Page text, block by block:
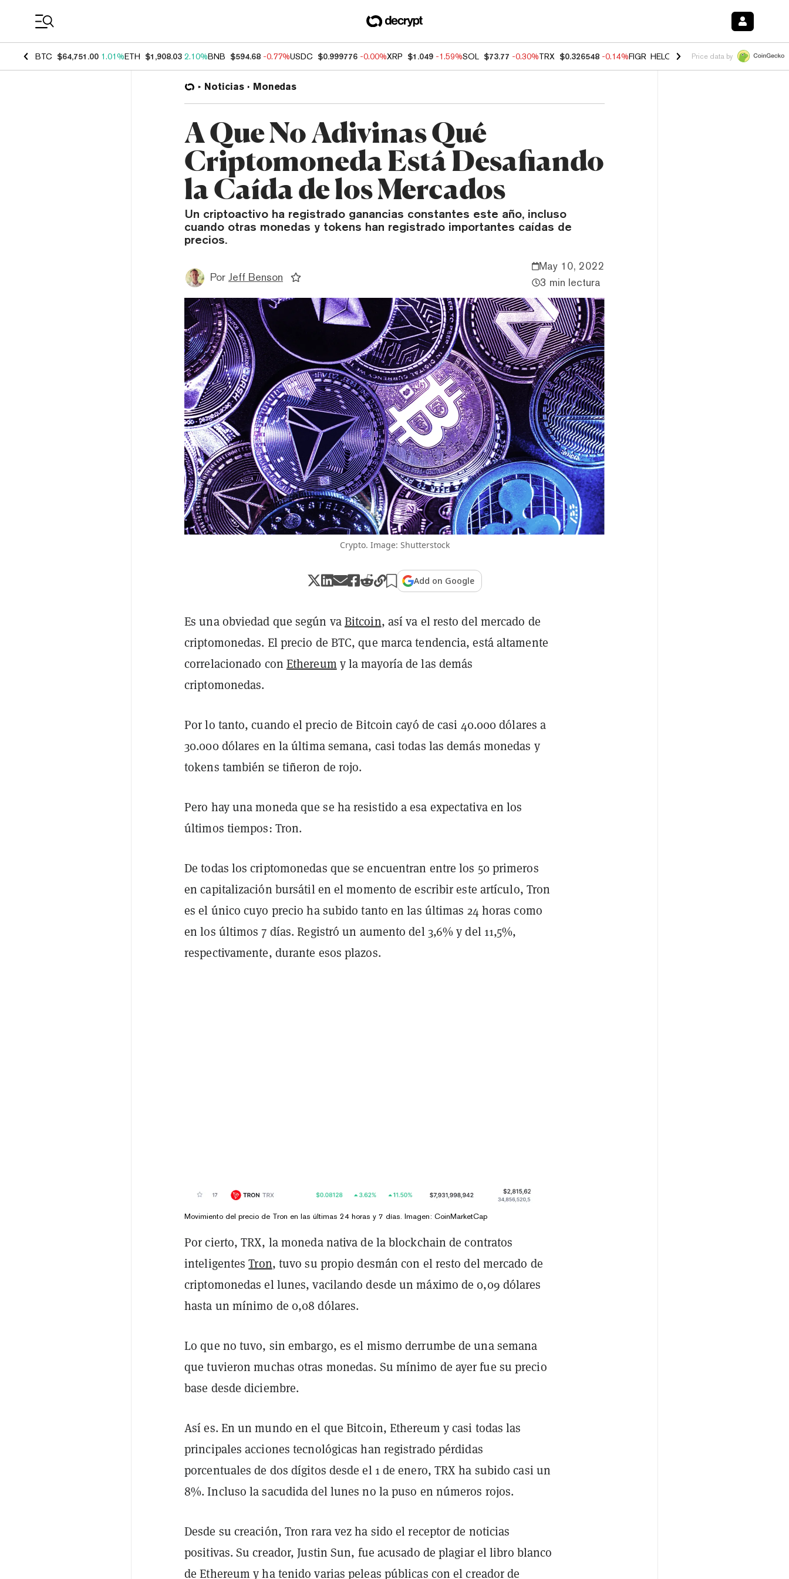
BTC $64,751.00 1.01%ETH $1,908.03 2.10%BNB $594.68 -0.77%USDC $0.999776 -0.00%XRP $1.049 -1.59%SOL $73.77 -0.30%TRX $0.326548 -0.14%FIGR_HELOC $1.019 1.64% HYPE $55.92
Price data by
Noticias Monedas
A Que No Adivinas Qué
Criptomoneda Está Desafiando
la Caída de los Mercados
Un criptoactivo ha registrado ganancias constantes este año, incluso
cuando otras monedas y tokens han registrado importantes caídas de
precios.
Por Jeff Benson
May 10, 2022
3 min lectura
Crypto. Image: Shutterstock
Add on Google
Es una obviedad que según vaBitcoin, así va el resto del mercado de
criptomonedas. El precio de BTC, que marca tendencia, está altamente
correlacionado con Ethereum y la mayoría de las demás
criptomonedas.
Por lo tanto, cuando el precio de Bitcoin cayó de casi 40.000 dólares a
30.000 dólares en la última semana, casi todas las demás monedas y
tokens también se tiñeron de rojo.
Pero hay una moneda que se ha resistido a esa expectativa en los
últimos tiempos: Tron.
De todas los criptomonedas que se encuentran entre los 50 primeros
en capitalización bursátil en el momento de escribir este artículo, Tron
es el único cuyo precio ha subido tanto en las últimas 24 horas como
en los últimos 7 días. Registró un aumento del 3,6% y del 11,5%,
respectivamente, durante esos plazos.
Movimiento del precio de Tron en las últimas 24 horas y 7 días. Imagen: CoinMarketCap
Por cierto, TRX, la moneda nativa de la blockchain de contratos
inteligentesTron, tuvo su propio desmán con el resto del mercado de
criptomonedas el lunes, vacilando desde un máximo de 0,09 dólares
hasta un mínimo de 0,08 dólares.
Lo que no tuvo, sin embargo, es el mismo derrumbe de una semana
que tuvieron muchas otras monedas. Su mínimo de ayer fue su precio
base desde diciembre.
Así es. En un mundo en el que Bitcoin, Ethereum y casi todas las
principales acciones tecnológicas han registrado pérdidas
porcentuales de dos dígitos desde el 1 de enero, TRX ha subido casi un
8%. Incluso la sacudida del lunes no la puso en números rojos.
Desde su creación, Tron rara vez ha sido el receptor de noticias
positivas. Su creador, Justin Sun, fue acusado de plagiar el libro blanco
de Ethereum y ha tenido varias peleas públicas con el creador de